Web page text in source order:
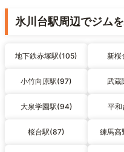
氷川台駅周辺でジム
地下鉄赤塚駅(105) 新桜
小竹向原駅(97) 武蔵
大泉学園駅(94) 平
桜台駅(87) 練馬